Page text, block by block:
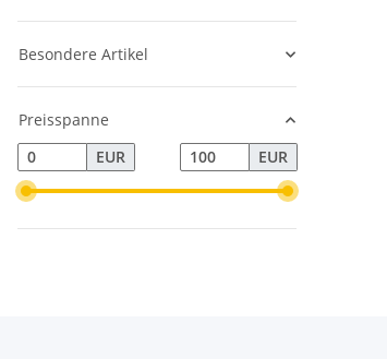
Besondere Artikel
Preisspanne
EUR
EUR